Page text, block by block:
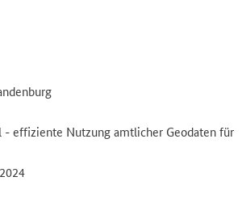
effiziente Nutzung amtlicher Geodaten für